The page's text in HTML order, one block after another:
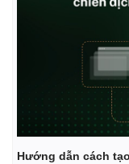
Hướng dẫn cách